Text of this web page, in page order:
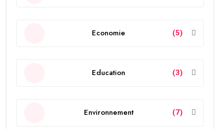
Economie (5)
Education (3)
Environnement (7)